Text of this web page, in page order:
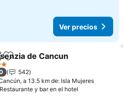
Ver precios
Agregar a favoritos
de Cancun
542
a 13.5 km de: Isla Mujeres
Restaurante y bar en el hotel